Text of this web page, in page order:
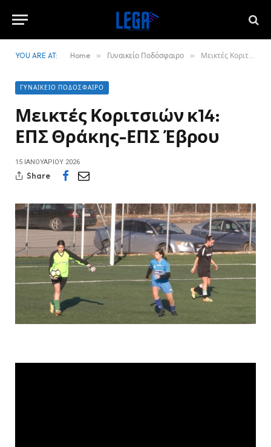
YOU ARE AT: Home » Γυναικείο Ποδόσφαιρο » Μεικτές Κοριτσιών κ14: ΕΠΣ Θράκης-ΕΠΣ Έβρου
ΓΥΝΑΙΚΕΊΟ ΠΟΔΌΣΦΑΙΡΟ
Μεικτές Κοριτσιών κ14:
ΕΠΣ Θράκης-ΕΠΣ Έβρου
15 ΙΑΝΟΥΑΡΊΟΥ 2026
Share